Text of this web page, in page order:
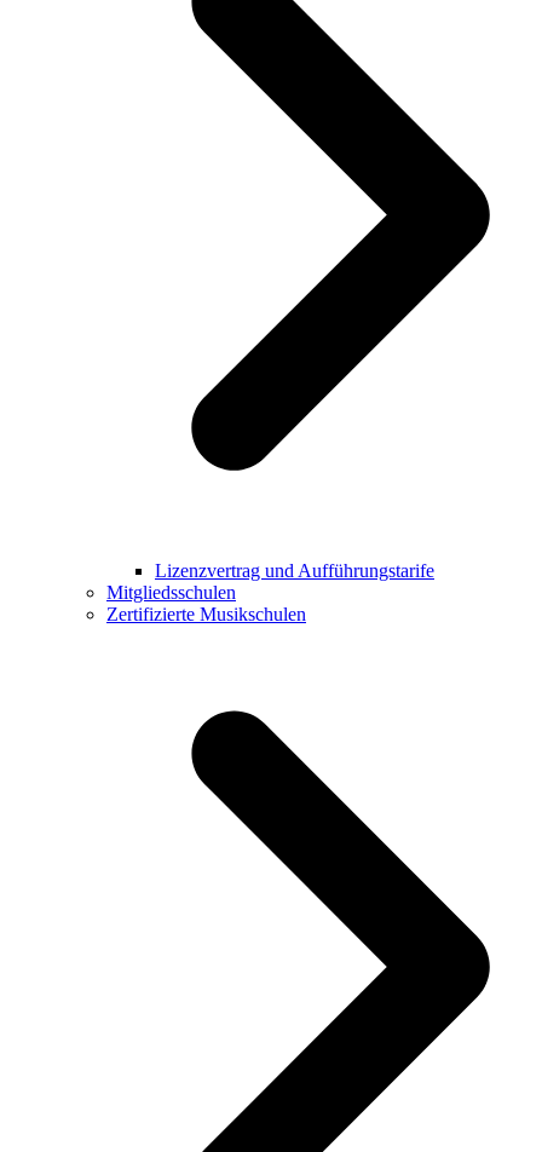
Lizenzvertrag und Aufführungstarife
Mitgliedsschulen
Zertifizierte Musikschulen